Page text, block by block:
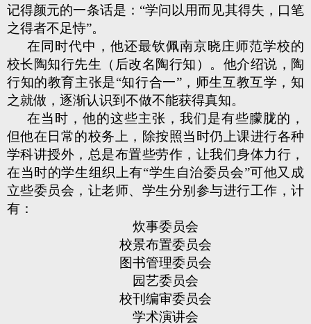
记得颜元的一条话是：“学问以用而见其得失，口笔
之得者不足恃”。
在同时代中，他还最钦佩南京晓庄师范学校的
校长陶知行先生（后改名陶行知）。他介绍说，陶
行知的教育主张是“知行合一”，师生互教互学，知
之就做，逐渐认识到不做不能获得真知。
在当时，他的这些主张，我们是有些朦胧的，
但他在日常的校务上，除按照当时仍上课进行各种
学科讲授外，总是布置些劳作，让我们身体力行，
在当时的学生组织上有“学生自治委员会”可他又成
立些委员会，让老师、学生分别参与进行工作，计
有：
炊事委员会
校景布置委员会
图书管理委员会
园艺委员会
校刊编审委员会
学术演讲会